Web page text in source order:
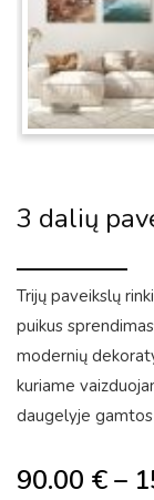
3 dalių
Trijų paveikslų
puikus
modernių
kuriame
daugelyje
90.00 €–